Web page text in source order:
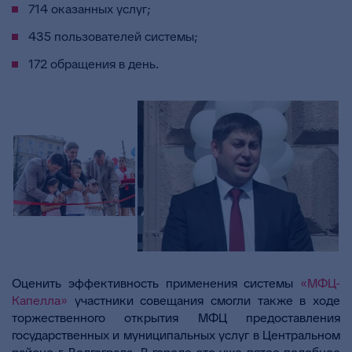
714 оказанных услуг;
435 пользователей системы;
172 обращения в день.
Оценить эффективность применения системы «МФЦ-
Капелла» участники совещания смогли также в ходе
торжественного открытия МФЦ предоставления
государственных и муниципальных услуг в Центральном